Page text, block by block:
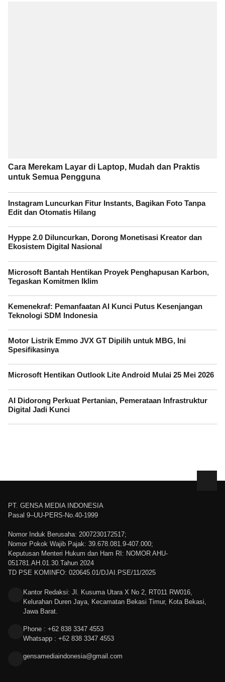
Cara Merekam Layar di Laptop, Mudah dan Praktis
untuk Semua Pengguna
Instagram Luncurkan Fitur Instants, Bagikan Foto Tanpa
Edit dan Otomatis Hilang
Hyppe 2.0 Diluncurkan, Dorong Monetisasi Kreator dan
Ekosistem Digital Nasional
Microsoft Bantah Hentikan Proyek Penghapusan Karbon,
Tegaskan Komitmen Iklim
Kemenekraf: Pemanfaatan AI Kunci Putus Kesenjangan
Teknologi SDM Indonesia
Motor Listrik Emmo JVX GT Dipilih untuk MBG, Ini
Spesifikasinya
Microsoft Hentikan Outlook Lite Android Mulai 25 Mei 2026
AI Didorong Perkuat Pertanian, Pemerataan Infrastruktur
Digital Jadi Kunci
PT. GENSA MEDIA INDONESIA
Pasal 9–UU-PERS-No.40-1999
Nomor Induk Berusaha: 2007230172517;
Nomor Pokok Wajib Pajak: 39.678.081.9-407.000;
Keputusan Menteri Hukum dan Ham RI: NOMOR AHU-
051781.AH.01.30.Tahun 2024
TD PSE KOMINFO: 020645.01/DJAI.PSE/11/2025
Kantor Redaksi: Jl. Kusuma Utara X No 2, RT011 RW016,
Kelurahan Duren Jaya, Kecamatan Bekasi Timur, Kota Bekasi,
Jawa Barat.
Phone : +62 838 3347 4553
Whatsapp : +62 838 3347 4553
gensamediaindonesia@gmail.com